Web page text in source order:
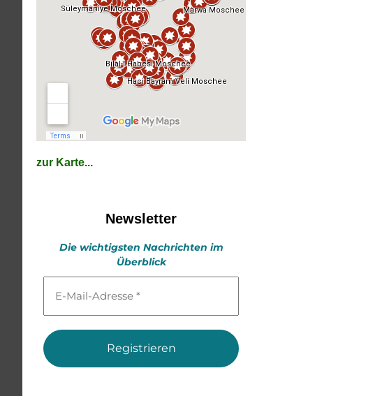
zur Karte...
Newsletter
Die wichtigsten Nachrichten im
Überblick
Mail-
*